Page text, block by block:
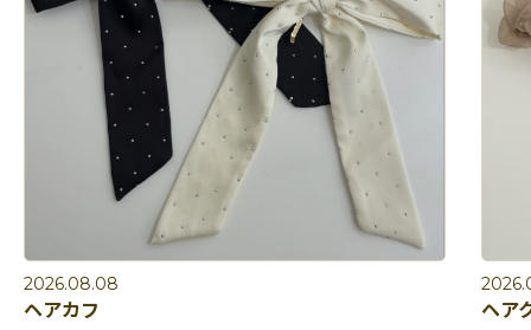
2026.08.08
ヘアカフ ヘア